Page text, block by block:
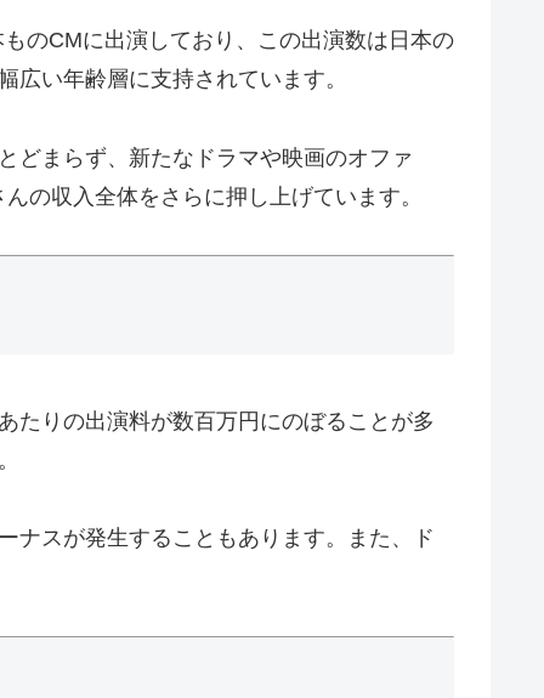
のCMに出演しており、この出演数は日本の
い年齢層に支持されています。
どまらず、新たなドラマや映画のオファ
の収入全体をさらに押し上げています。
たりの出演料が数百万円にのぼることが多
ナスが発生することもあります。また、ド